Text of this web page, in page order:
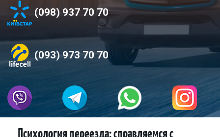
(098) 937 70 70
(093) 973 70 70
Психология переезда: справляемся с